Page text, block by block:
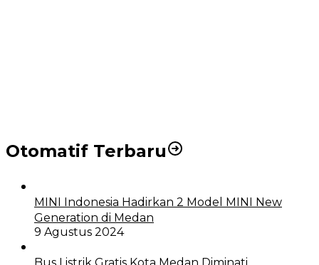
Otomatif Terbaru
MINI Indonesia Hadirkan 2 Model MINI New
Generation di Medan
9 Agustus 2024